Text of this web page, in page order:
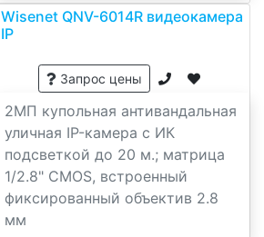
Wisenet QNV-6014R видеокамера
IP
Запрос цены
2МП купольная антивандальная
уличная IP-камера с ИК
подсветкой до 20 м.; матрица
1/2.8" CMOS, встроенный
фиксированный объектив 2.8
мм